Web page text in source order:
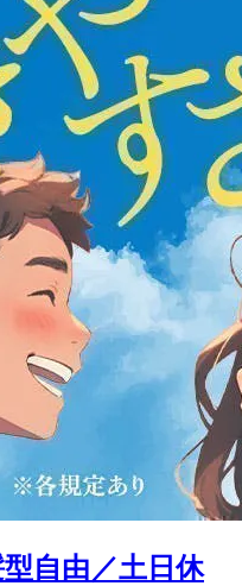
自由／土日休